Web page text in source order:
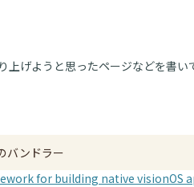
上げようと思ったページなどを書い
バンドラー
for building native visionOS